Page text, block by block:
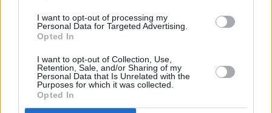
I want to opt-out of processing my
Personal Data for Targeted Advertising.
Opted In
I want to opt-out of Collection, Use,
Retention, Sale, and/or Sharing of my
Personal Data that Is Unrelated with the
Purposes for which it was collected.
Opted In